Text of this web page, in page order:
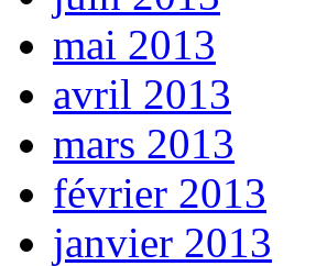
mai 2013
avril 2013
mars 2013
février 2013
janvier 2013